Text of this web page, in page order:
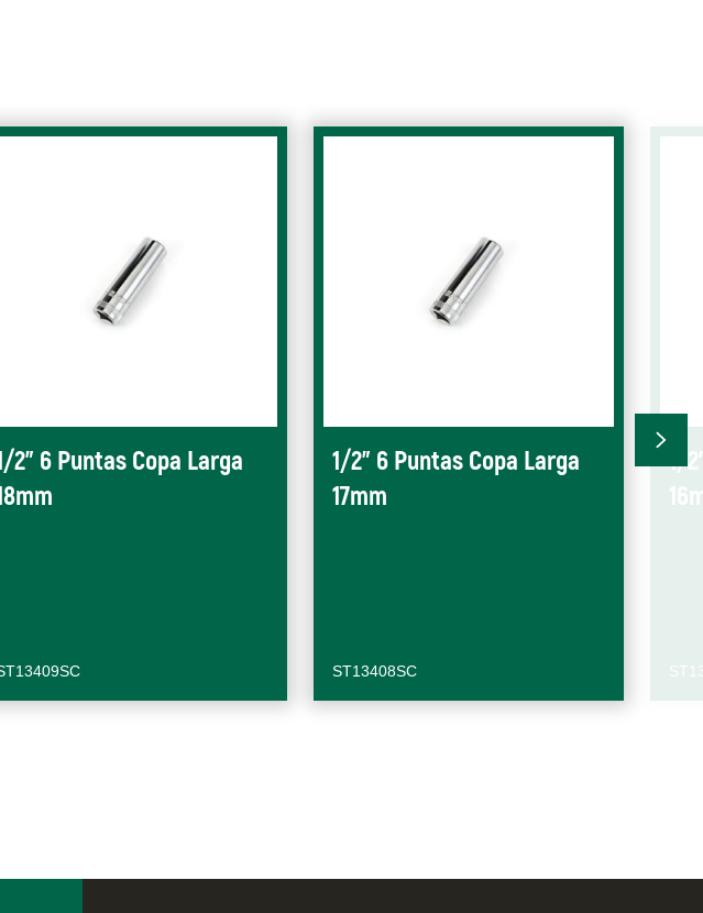
2" 6 Puntas Copa Larga
1/2" 6 Puntas Copa Larga
17mm
ST13408SC
1/